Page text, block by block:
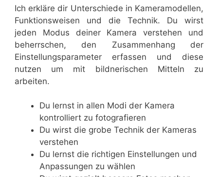
Ich erkläre dir Unterschiede in Kameramodellen,
Funktionsweisen und die Technik. Du wirst
jeden Modus deiner Kamera verstehen und
beherrschen, den Zusammenhang der
Einstellungsparameter erfassen und diese
nutzen um mit bildnerischen Mitteln zu
arbeiten.
Du lernst in allen Modi der Kamera
kontrolliert zu fotografieren
Du wirst die grobe Technik der Kameras
verstehen
Du lernst die richtigen Einstellungen und
Anpassungen zu wählen